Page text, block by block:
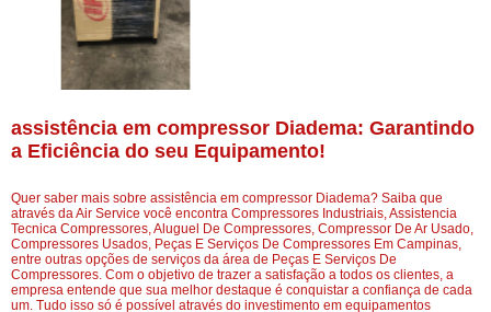
assistência em compressor Diadema: Garantindo
a Eficiência do seu Equipamento!
Quer saber mais sobre assistência em compressor Diadema? Saiba que
através da Air Service você encontra Compressores Industriais, Assistencia
Tecnica Compressores, Aluguel De Compressores, Compressor De Ar Usado,
Compressores Usados, Peças E Serviços De Compressores Em Campinas,
entre outras opções de serviços da área de Peças E Serviços De
Compressores. Com o objetivo de trazer a satisfação a todos os clientes, a
empresa entende que sua melhor destaque é conquistar a confiança de cada
um. Tudo isso só é possível através do investimento em equipamentos